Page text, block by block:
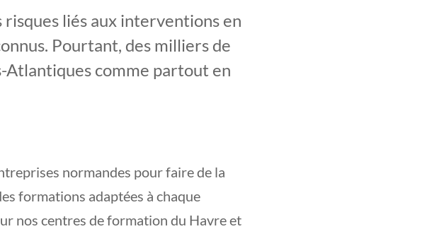
risques liés aux interventions en
Pourtant, des milliers de
Atlantiques comme partout en
normandes pour faire de la
formations adaptées à chaque
nos centres de formation du Havre et